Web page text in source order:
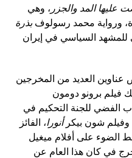
عليها المد والجزر ، وهي
ورواية محمد رسولوفبذرة
السياسي في إيران
العديد من المخرجين
فيلم برونو دومون
الفضي للجنة التحكيم في
وفيلم شون بيكرأنورا، الفائز
الضوء على أفلام ميغيل
في كان هذا العام عن